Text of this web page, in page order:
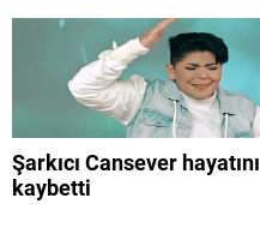
Şarkıcı Cansever hayatını
kaybetti